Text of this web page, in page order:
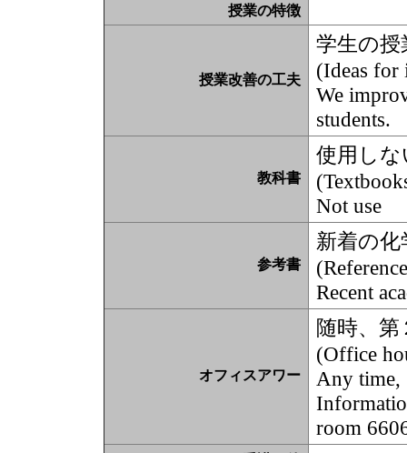
授業の特徴
授業改善の工夫
学生の
(Ideas for
We
students.
教科書
使用しな
Not use
参考書
新着の化
Recent
オフィスアワー
随時、第
(Office
Any time,
room